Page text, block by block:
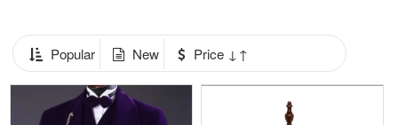
Popular New Price ↓↑